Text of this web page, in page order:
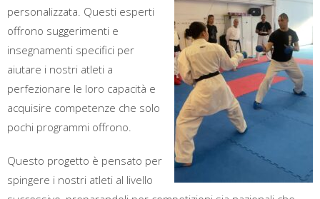
personalizzata. Questi esperti
offrono suggerimenti e
insegnamenti specifici per
aiutare i nostri atleti a
perfezionare le loro capacità e
acquisire competenze che solo
pochi programmi offrono.
Questo progetto è pensato per
spingere i nostri atleti al livello